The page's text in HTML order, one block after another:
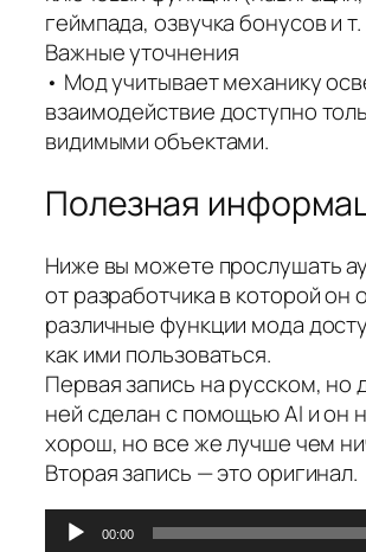
геймпада, озвучка бонусов и т.
Важные уточнения
• Мод учитывает механику
взаимодействие доступно
видимыми объектами.
Полезная
Ниже вы можете прослушать
от разработчика в которой он
различные функции мода
как ими пользоваться.
Первая запись на русском, но
ней сделан с помощью AI и он
хорош, но все же лучше чем
Вторая запись — это оригинал.
Аудиоплеер
00:00